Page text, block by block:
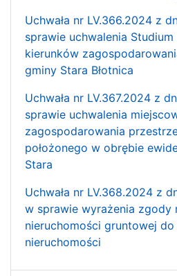
Uchwała nr LV.366.2024 z
sprawie uchwalenia
kierunków
gminy Stara Błotnica
Uchwała nr LV.367.2024 z
sprawie uchwalenia
zagospodarowania
położonego w obrębie
Stara
Uchwała nr LV.368.2024 z
w sprawie wyrażenia zgody
nieruchomości gruntowej
nieruchomości